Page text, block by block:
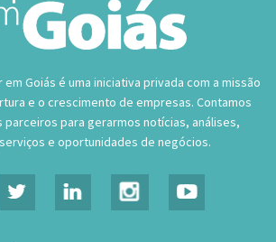
Goiás é uma iniciativa privada com a missão
e o crescimento de empresas. Contamos
parceiros para gerarmos notícias, análises,
e oportunidades de negócios.